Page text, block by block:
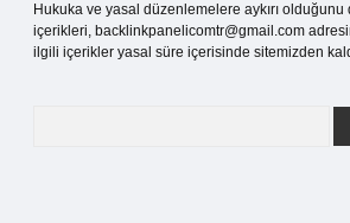
Hukuka ve yasal düzenlemelere aykırı
içerikleri, backlinkpanelicomtr@gmail.com
ilgili içerikler yasal süre içerisinde sitemizden